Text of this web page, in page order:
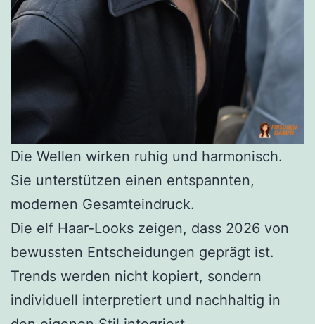
Die Wellen wirken ruhig und harmonisch.
Sie unterstützen einen entspannten,
modernen Gesamteindruck.
Die elf Haar-Looks zeigen, dass 2026 von
bewussten Entscheidungen geprägt ist.
Trends werden nicht kopiert, sondern
individuell interpretiert und nachhaltig in